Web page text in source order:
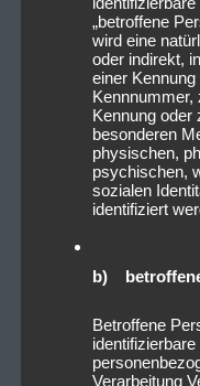
„betroffene
wird eine
oder indirekt,
einer
Kennnummer,
Kennung oder
besonderen
physischen,
psychischen,
sozialen
identifiziert
b)
Betroffene
Verarbeitung